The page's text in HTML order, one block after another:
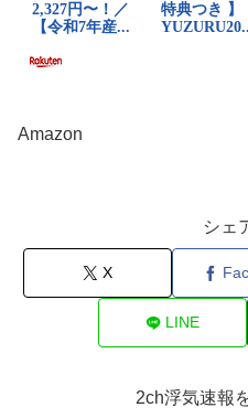
Amazon
シェ
X
LINE
2ch浮気速報